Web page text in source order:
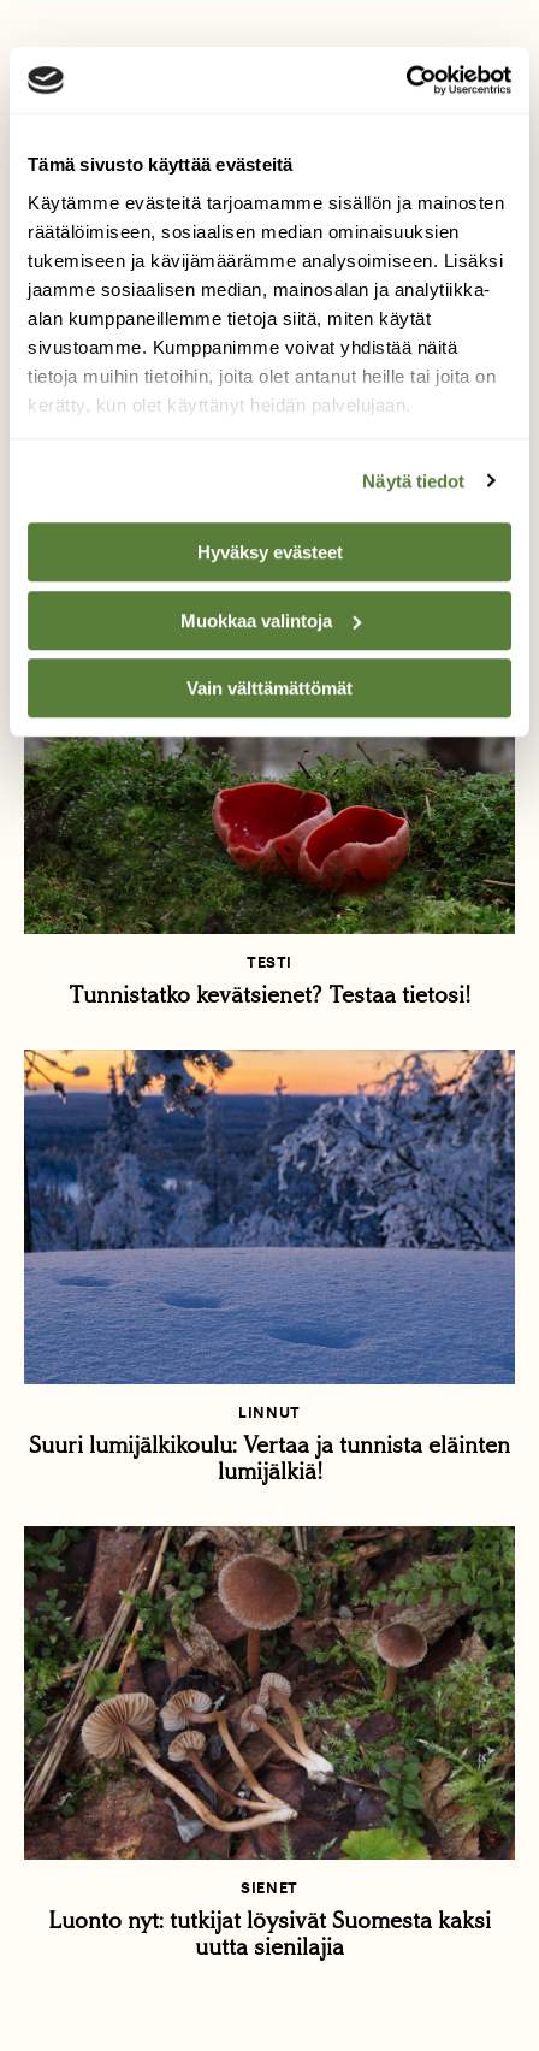
Tämä sivusto käyttää evästeitä
Käytämme evästeitä tarjoamamme sisällön ja mainosten
räätälöimiseen, sosiaalisen median ominaisuuksien
tukemiseen ja kävijämäärämme analysoimiseen. Lisäksi
jaamme sosiaalisen median, mainosalan ja analytiikka-
alan kumppaneillemme tietoja siitä, miten käytät
sivustoamme. Kumppanimme voivat yhdistää näitä
tietoja muihin tietoihin, joita olet antanut heille tai joita on
kerätty, kun olet käyttänyt heidän palvelujaan.
Näytä tiedot
Hyväksy evästeet
Muokkaa valintoja
Vain välttämättömät
Lisää aiheesta
Sata sientä lautasella
TESTI
Tunnistatko kevätsienet? Testaa tietosi!
LINNUT
Suuri lumijälkikoulu: Vertaa ja tunnista eläinten
lumijälkiä!
SIENET
Luonto nyt: tutkijat löysivät Suomesta kaksi
uutta sienilajia